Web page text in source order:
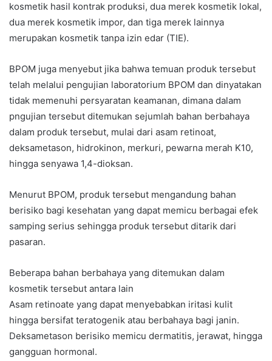
kosmetik hasil kontrak produksi, dua merek kosmetik lokal,
dua merek kosmetik impor, dan tiga merek lainnya
merupakan kosmetik tanpa izin edar (TIE).
BPOM juga menyebut jika bahwa temuan produk tersebut
telah melalui pengujian laboratorium BPOM dan dinyatakan
tidak memenuhi persyaratan keamanan, dimana dalam
pngujian tersebut ditemukan sejumlah bahan berbahaya
dalam produk tersebut, mulai dari asam retinoat,
deksametason, hidrokinon, merkuri, pewarna merah K10,
hingga senyawa 1,4-dioksan.
Menurut BPOM, produk tersebut mengandung bahan
berisiko bagi kesehatan yang dapat memicu berbagai efek
samping serius sehingga produk tersebut ditarik dari
pasaran.
Beberapa bahan berbahaya yang ditemukan dalam
kosmetik tersebut antara lain
Asam retinoate yang dapat menyebabkan iritasi kulit
hingga bersifat teratogenik atau berbahaya bagi janin.
Deksametason berisiko memicu dermatitis, jerawat, hingga
gangguan hormonal.